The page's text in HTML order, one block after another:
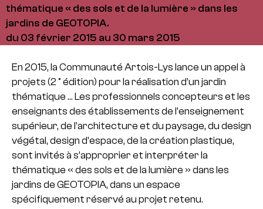
thématique « des sols et de la lumière » dans les
jardins de GEOTOPIA.
du 03 février 2015 au 30 mars 2015
En 2015, la Communauté Artois-Lys lance un appel à
projets (2 ° édition) pour la réalisation d’un jardin
thématique … Les professionnels concepteurs et les
enseignants des établissements de l’enseignement
supérieur, de l’architecture et du paysage, du design
végétal, design d’espace, de la création plastique,
sont invités à s’approprier et interpréter la
thématique « des sols et de la lumière » dans les
jardins de GEOTOPIA, dans un espace
spécifiquement réservé au projet retenu.